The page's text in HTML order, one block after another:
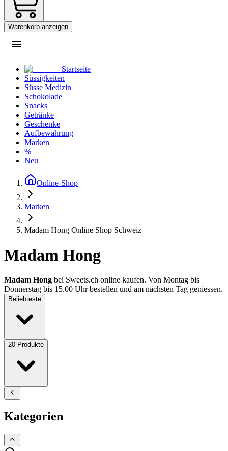
Warenkorb anzeigen
Startseite
Süssigkeiten
Süsse Medizin
Schokolade
Snacks
Getränke
Geschenke
Aufbewahrung
Marken
%
Neu
Online-Shop
Marken
Madam Hong Online Shop Schweiz
Madam Hong
Madam Hong bei Sweets.ch online kaufen. Von Montag bis
Donnerstag bis 15.00 Uhr bestellen und am nächsten Tag geniessen.
Beliebteste
20 Produkte
Kategorien